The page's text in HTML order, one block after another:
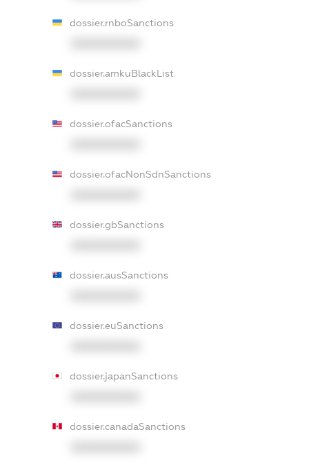
dossier.rnboSanctions
dossier.amkuBlackList
dossier.ofacSanctions
dossier.ofacNonSdnSanctions
dossier.gbSanctions
dossier.ausSanctions
dossier.euSanctions
dossier.japanSanctions
dossier.canadaSanctions